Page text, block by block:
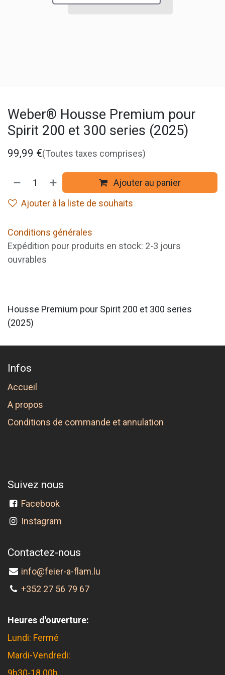
Weber® Housse Premium pour
Spirit 200 et 300 series (2025)
99,99 €(Toutes taxes comprises)
Ajouter au panier
Ajouter à la liste de souhaits
Conditions générales
Expédition pour produits en stock: 2-3 jours
ouvrables
Housse Premium pour Spirit 200 et 300 series
(2025)
Infos
Accueil
A propos
Conditions de commande et annulation
Suivez nous
Facebook
Instagram
Contactez-nous
info@feier-a-flam.lu
+352 27 56 79 67
Heures d'ouverture:
Lundi: Fermé
Mardi-Vendredi:
9h30-18.00h